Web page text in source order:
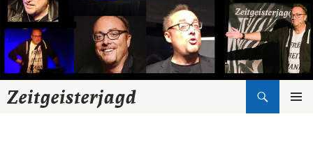
Zeitgeisterjagd
Suchen
Zum